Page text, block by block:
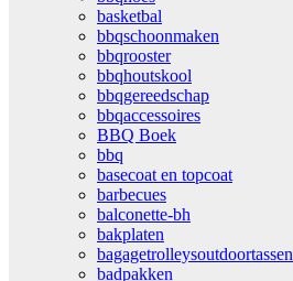
basketbal
bbqschoonmaken
bbqrooster
bbqhoutskool
bbqgereedschap
bbqaccessoires
BBQ Boek
bbq
basecoat en topcoat
barbecues
balconette-bh
bakplaten
bagagetrolleysoutdoortassen
badpakken